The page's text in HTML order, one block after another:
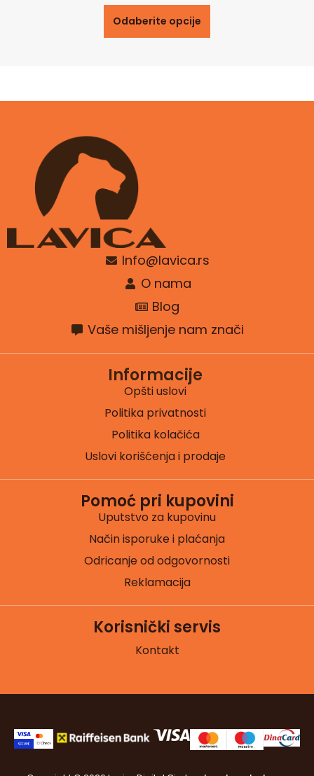
Odaberite opcije
Info@lavica.rs
O nama
Blog
Vaše mišljenje nam znači
Informacije
Opšti uslovi
Politika privatnosti
Politika kolačića
Uslovi korišćenja i prodaje
Pomoć pri kupovini
Uputstvo za kupovinu
Način isporuke i plaćanja
Odricanje od odgovornosti
Reklamacija
Korisnički servis
Kontakt